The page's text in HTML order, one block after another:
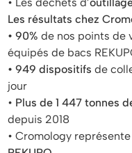
Les résultats chez
• 90% de nos points de
équipés de bacs
• 949 dispositifs de
jour
• Plus de 1 447 tonnes
depuis 2018
• Cromology